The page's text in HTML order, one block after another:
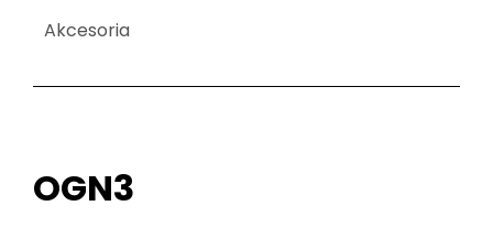
Akcesoria
OGN3